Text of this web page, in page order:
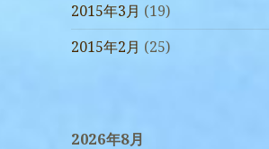
2015年3月 (19)
2015年2月 (25)
2026年8月